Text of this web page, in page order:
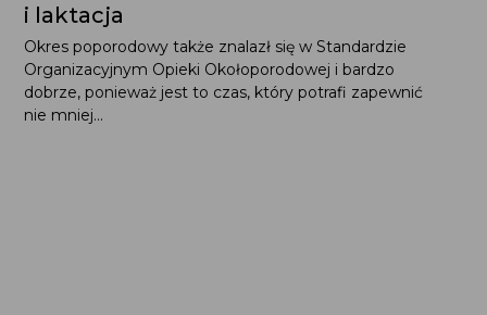
i laktacja
Okres poporodowy także znalazł się w Standardzie
Organizacyjnym Opieki Okołoporodowej i bardzo
dobrze, ponieważ jest to czas, który potrafi zapewnić
nie mniej...